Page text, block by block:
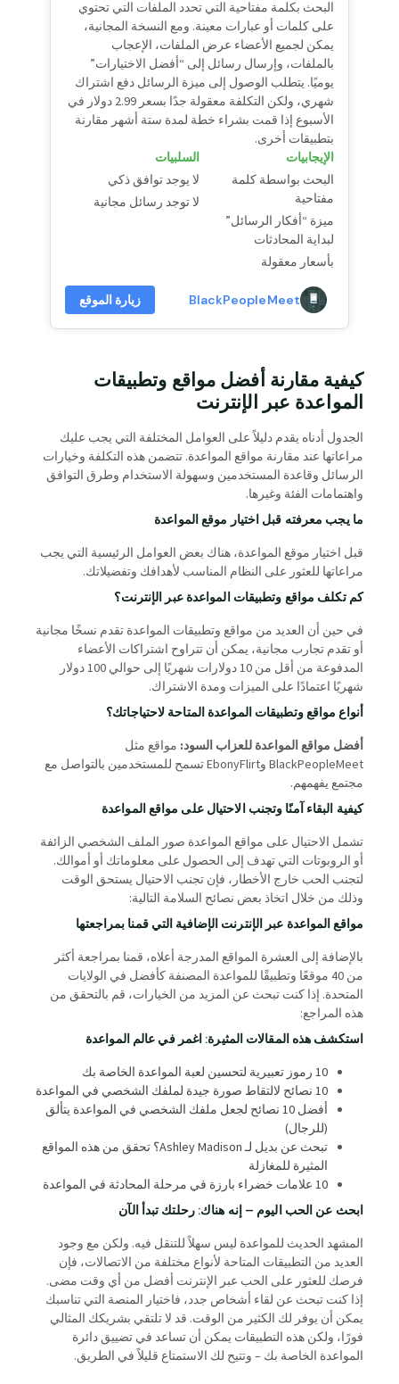
البحث بكلمة مفتاحية التي تحدد الملفات التي تحتوي
على كلمات أو عبارات معينة. ومع النسخة المجانية،
يمكن لجميع الأعضاء عرض الملفات، الإعجاب
بالملفات، وإرسال رسائل إلى “أفضل الاختيارات”
يوميًا. يتطلب الوصول إلى ميزة الرسائل دفع اشتراك
شهري، ولكن التكلفة معقولة جدًا بسعر 2.99 دولار في
الأسبوع إذا قمت بشراء خطة لمدة ستة أشهر مقارنة
بتطبيقات أخرى.
الإيجابيات
البحث بواسطة كلمة
مفتاحية
ميزة “أفكار الرسائل”
لبداية المحادثات
بأسعار معقولة
السلبيات
لا يوجد توافق ذكي
لا توجد رسائل مجانية
BlackPeopleMeet زيارة الموقع
كيفية مقارنة أفضل مواقع وتطبيقات
المواعدة عبر الإنترنت
الجدول أدناه يقدم دليلاً على العوامل المختلفة التي يجب عليك
مراعاتها عند مقارنة مواقع المواعدة. تتضمن هذه التكلفة وخيارات
الرسائل وقاعدة المستخدمين وسهولة الاستخدام وطرق التوافق
واهتمامات الفئة وغيرها.
ما يجب معرفته قبل اختيار موقع المواعدة
قبل اختيار موقع المواعدة، هناك بعض العوامل الرئيسية التي يجب
مراعاتها للعثور على النظام المناسب لأهدافك وتفضيلاتك.
كم تكلف مواقع وتطبيقات المواعدة عبر الإنترنت؟
في حين أن العديد من مواقع وتطبيقات المواعدة تقدم نسخًا مجانية
أو تقدم تجارب مجانية، يمكن أن تتراوح اشتراكات الأعضاء
المدفوعة من أقل من 10 دولارات شهريًا إلى حوالي 100 دولار
شهريًا اعتمادًا على الميزات ومدة الاشتراك.
أنواع مواقع وتطبيقات المواعدة المتاحة لاحتياجاتك؟
أفضل مواقع المواعدة للعزاب السود: مواقع مثل
BlackPeopleMeet وEbonyFlirt تسمح للمستخدمين بالتواصل مع
مجتمع يفهمهم.
كيفية البقاء آمنًا وتجنب الاحتيال على مواقع المواعدة
تشمل الاحتيال على مواقع المواعدة صور الملف الشخصي الزائفة
أو الروبوتات التي تهدف إلى الحصول على معلوماتك أو أموالك.
لتجنب الحب خارج الأخطار، فإن تجنب الاحتيال يستحق الوقت
وذلك من خلال اتخاذ بعض نصائح السلامة التالية:
مواقع المواعدة عبر الإنترنت الإضافية التي قمنا بمراجعتها
بالإضافة إلى العشرة المواقع المدرجة أعلاه، قمنا بمراجعة أكثر
من 40 موقعًا وتطبيقًا للمواعدة المصنفة كأفضل في الولايات
المتحدة. إذا كنت تبحث عن المزيد من الخيارات، قم بالتحقق من
هذه المراجع:
استكشف هذه المقالات المثيرة: اغمر في عالم المواعدة
10 رموز تعبيرية لتحسين لعبة المواعدة الخاصة بك
10 نصائح لالتقاط صورة جيدة لملفك الشخصي في المواعدة
أفضل 10 نصائح لجعل ملفك الشخصي في المواعدة يتألق
(للرجال)
تبحث عن بديل لـ Ashley Madison؟ تحقق من هذه المواقع
المثيرة للمغازلة
10 علامات خضراء بارزة في مرحلة المحادثة في المواعدة
ابحث عن الحب اليوم – إنه هناك: رحلتك تبدأ الآن
المشهد الحديث للمواعدة ليس سهلاً للتنقل فيه. ولكن مع وجود
العديد من التطبيقات المتاحة لأنواع مختلفة من الاتصالات، فإن
فرصك للعثور على الحب عبر الإنترنت أفضل من أي وقت مضى.
إذا كنت تبحث عن لقاء أشخاص جدد، فاختيار المنصة التي تناسبك
يمكن أن يوفر لك الكثير من الوقت. قد لا تلتقي بشريكك المثالي
فورًا، ولكن هذه التطبيقات يمكن أن تساعد في تضييق دائرة
المواعدة الخاصة بك – وتتيح لك الاستمتاع قليلاً في الطريق.